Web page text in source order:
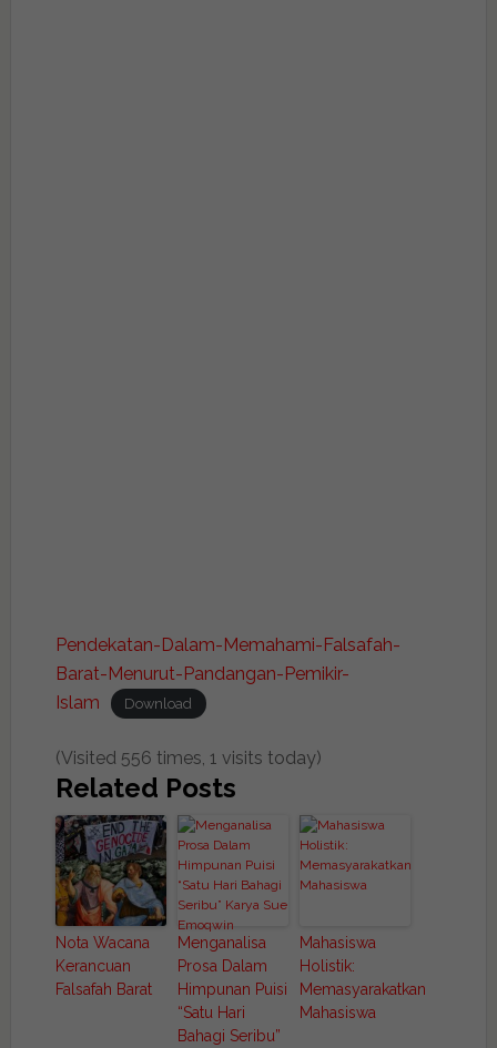
Pendekatan-Dalam-Memahami-Falsafah-
Barat-Menurut-Pandangan-Pemikir-
Islam
Download
(Visited 556 times, 1 visits today)
Related Posts
Nota Wacana
Kerancuan
Falsafah Barat
Menganalisa
Prosa Dalam
Himpunan Puisi
“Satu Hari
Bahagi Seribu”
Mahasiswa
Holistik:
Memasyarakatkan
Mahasiswa